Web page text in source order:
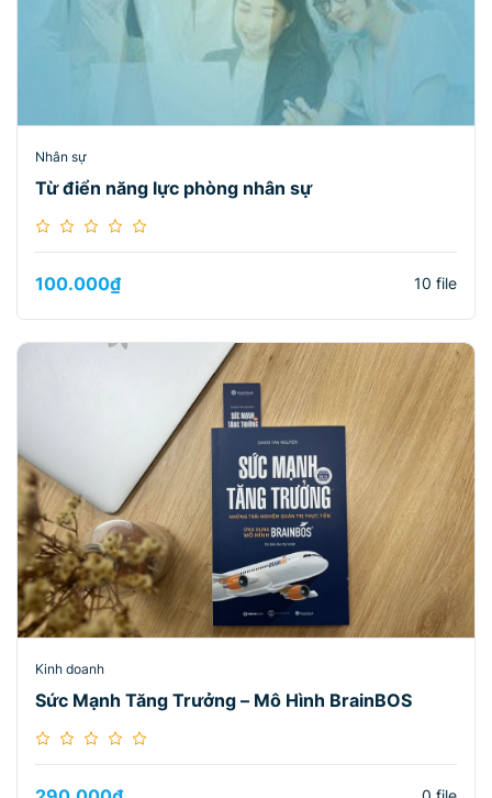
Nhân sự
Từ điển năng lực phòng nhân sự
100.000₫ 10 file
Kinh doanh
Sức Mạnh Tăng Trưởng – Mô Hình BrainBOS